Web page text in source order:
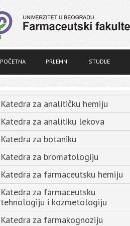
POČETNA PRIJEMNI STUDIJE
Katedra za analitičku hemiju
Katedra za analitiku lekova
Katedra za botaniku
Katedra za bromatologiju
Katedra za farmaceutsku hemiju
Katedra za farmaceutsku
tehnologiju i kozmetologiju
Katedra za farmakognoziju